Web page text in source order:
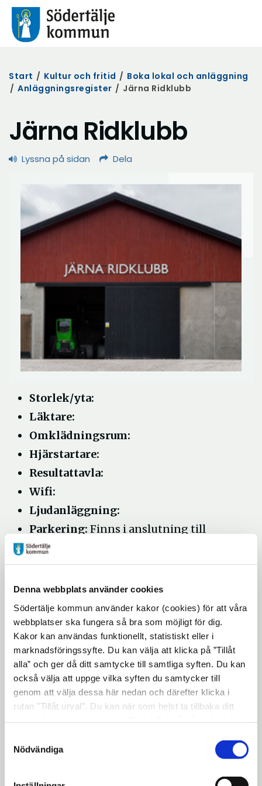
Denna webbplats använder cookies
Södertälje kommun använder kakor (cookies) för att våra
webbplatser ska fungera så bra som möjligt för dig.
Kakor kan användas funktionellt, statistiskt eller i
marknadsföringssyfte. Du kan välja att klicka på ”Tillåt
alla” och ger då ditt samtycke till samtliga syften. Du kan
också välja att uppge vilka syften du samtycker till
genom att välja dessa här nedan och därefter klicka i
rutan ”Tillåt urval”. Du kan när som helst ta tillbaka ditt
"Visa detaljer" kan du läsa om hur kakorna används och
hur vi och våra leverantörer inhämtar och behandlar
Nödvändiga
Start / Kultur och fritid / Boka lokal och anläggning
/ Anläggningsregister / Järna Ridklubb
Järna Ridklubb
Lyssna på sidan Dela
Storlek/yta:
Läktare:
Omklädningsrum:
Hjärstartare:
Resultattavla:
Wifi:
Ljudanläggning:
Parkering: Finns i anslutning till
anläggningen
Passersystem:
Driftansvarig:Järna Ridklubb
Adress:Bilstavägen 31, 153 95 Järna
Järna Ridklubb
http://www8.idrottonline.se/JarnaRK-Ridsport/